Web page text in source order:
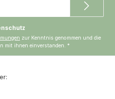
zur Kenntnis genommen und die
mit ihnen einverstanden. *